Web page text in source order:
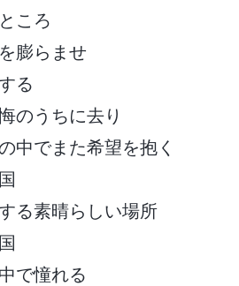
ころ
膨らませ
る
のうちに去り
中でまた希望を抱く
る素晴らしい場所
で憧れる